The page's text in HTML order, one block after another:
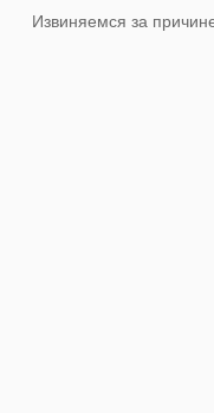
Извиняемся за